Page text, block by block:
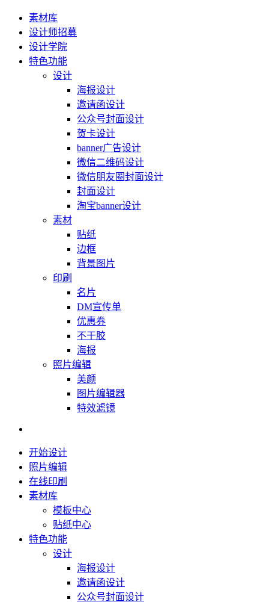
素材库
设计师招募
设计学院
特色功能
设计
海报设计
邀请函设计
公众号封面设计
贺卡设计
banner广告设计
微信二维码设计
微信朋友圈封面设计
封面设计
淘宝banner设计
素材
贴纸
边框
背景图片
印刷
名片
DM宣传单
优惠券
不干胶
海报
照片编辑
美颜
图片编辑器
特效滤镜
开始设计
照片编辑
在线印刷
素材库
模板中心
贴纸中心
特色功能
设计
海报设计
邀请函设计
公众号封面设计